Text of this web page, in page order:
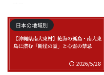
日本の地域別
2026/5/28